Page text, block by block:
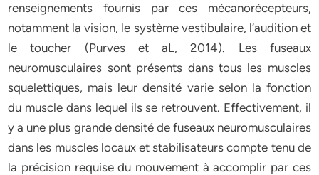
renseignements fournis par ces mécanorécepteurs,
notamment la vision, le système vestibulaire, l’audition et
le toucher (Purves et aL, 2014). Les fuseaux
neuromusculaires sont présents dans tous les muscles
squelettiques, mais leur densité varie selon la fonction
du muscle dans lequel ils se retrouvent. Effectivement, il
y a une plus grande densité de fuseaux neuromusculaires
dans les muscles locaux et stabilisateurs compte tenu de
la précision requise du mouvement à accomplir par ces